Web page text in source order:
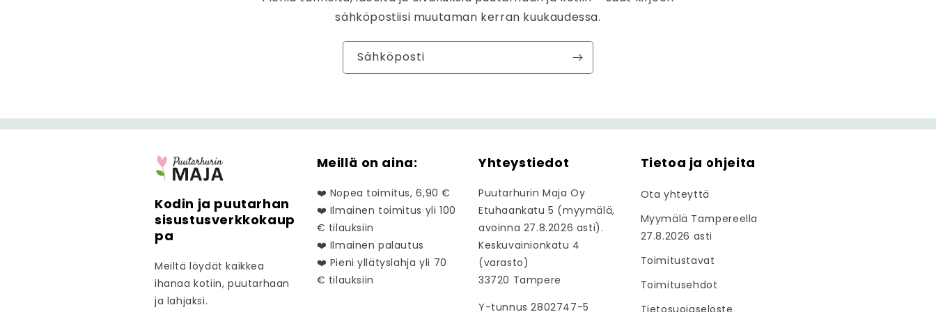
sähköpostiisi muutaman kerran kuukaudessa.
Sähköposti
Kodin ja puutarhan
sisustusverkkokaup
pa
Meiltä löydät kaikkea
ihanaa kotiin, puutarhaan
ja lahjaksi.
Meillä on aina:
❤️ Nopea toimitus, 6,90 €
❤️ Ilmainen toimitus yli 100
€ tilauksiin
❤️ Ilmainen palautus
❤️ Pieni yllätyslahja yli 70
€ tilauksiin
Yhteystiedot
Puutarhurin Maja Oy
Etuhaankatu 5 (myymälä,
avoinna 27.8.2026 asti).
Keskuvainionkatu 4
(varasto)
33720 Tampere
Y-tunnus 2802747-5
Tietoa ja ohjeita
Ota yhteyttä
Myymälä Tampereella
27.8.2026 asti
Toimitustavat
Toimitusehdot
Tietosuojaseloste